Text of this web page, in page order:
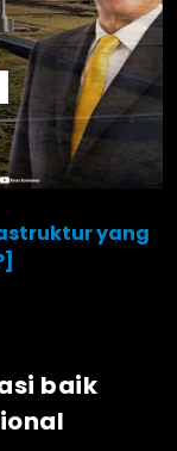
yang
baik